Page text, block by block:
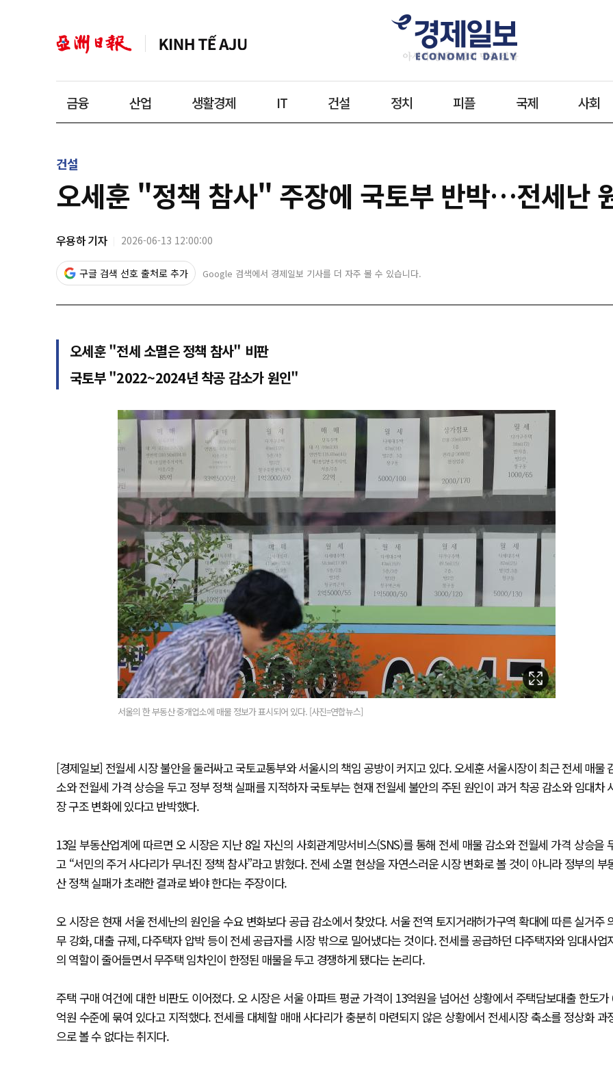
금융 산업 생활경제 IT 건설 정치 피플 국제 사회
건설
오세훈 "정책 참사" 주장에 국토부 반박…전세난
우용하 기자 2026-06-13 12:00:00
구글 검색 선호 출처로 추가 Google 검색에서 경제일보 기사를 더 자주 볼 수 있습니다.
오세훈 "전세 소멸은 정책 참사" 비판
국토부 "2022~2024년 착공 감소가 원인"
서울의 한 부동산 중개업소에 매물 정보가 표시되어 있다. [사진=연합뉴스]
[경제일보] 전월세 시장 불안을 둘러싸고 국토교통부와 서울시의 책임 공방이 커지고 있다. 오세훈 서울시장이 최근 전세 매물
소와 전월세 가격 상승을 두고 정부 정책 실패를 지적하자 국토부는 현재 전월세 불안의 주된 원인이 과거 착공 감소와 임대차
장 구조 변화에 있다고 반박했다.
13일 부동산업계에 따르면 오 시장은 지난 8일 자신의 사회관계망서비스(SNS)를 통해 전세 매물 감소와 전월세 가격 상승을
고 “서민의 주거 사다리가 무너진 정책 참사”라고 밝혔다. 전세 소멸 현상을 자연스러운 시장 변화로 볼 것이 아니라 정부의 부
산 정책 실패가 초래한 결과로 봐야 한다는 주장이다.
오 시장은 현재 서울 전세난의 원인을 수요 변화보다 공급 감소에서 찾았다. 서울 전역 토지거래허가구역 확대에 따른 실거주
무 강화, 대출 규제, 다주택자 압박 등이 전세 공급자를 시장 밖으로 밀어냈다는 것이다. 전세를 공급하던 다주택자와 임대사업
의 역할이 줄어들면서 무주택 임차인이 한정된 매물을 두고 경쟁하게 됐다는 논리다.
주택 구매 여건에 대한 비판도 이어졌다. 오 시장은 서울 아파트 평균 가격이 13억원을 넘어선 상황에서 주택담보대출 한도가
억원 수준에 묶여 있다고 지적했다. 전세를 대체할 매매 사다리가 충분히 마련되지 않은 상황에서 전세시장 축소를 정상화 과
으로 볼 수 없다는 취지다.